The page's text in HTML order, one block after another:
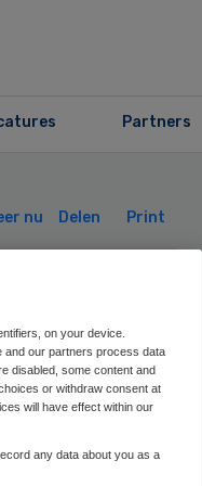
Partners
nu Delen Print
on your device.
and our partners process data
disabled, some content and
or withdraw consent at
will have effect within our
any data about you as a